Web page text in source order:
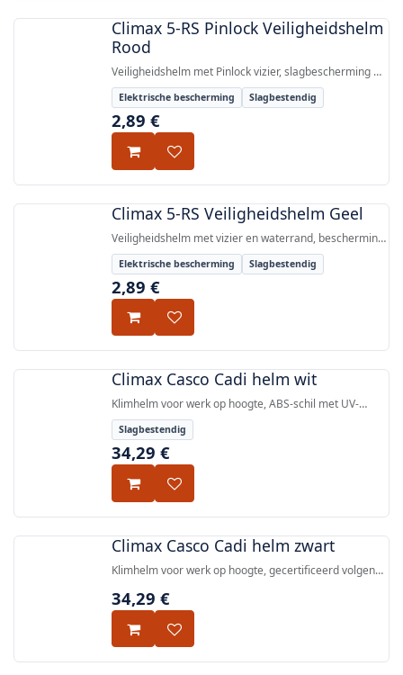
Climax 5-RS Pinlock Veiligheidshelm
Rood
Veiligheidshelm met Pinlock vizier, slagbescherming en
elektrische isolatie tot 1000V AC / 1500V DC,
gecertificeerd volgens EN 397 en EN 50365.
Elektrische bescherming Slagbestendig
2,89 €
Climax 5-RS Veiligheidshelm Geel
Veiligheidshelm met vizier en waterrand, bescherming
tegen inslag van vallende voorwerpen en elektrische
bescherming tot 1000 V AC / 1500 V DC, gecertificeerd
volgens EN 397:2012+A1:2012 en EN 50365:2002.
Elektrische bescherming Slagbestendig
2,89 €
Climax Casco Cadi helm wit
Klimhelm voor werk op hoogte, ABS-schil met UV-
stabilisering, EN 12492:2012 gecertificeerd, met
tandwiel-kopbandverstelling.
Slagbestendig
34,29 €
Climax Casco Cadi helm zwart
Klimhelm voor werk op hoogte, gecertificeerd volgens
impactvoering, tandwiel-kopbandverstelling en
34,29 €